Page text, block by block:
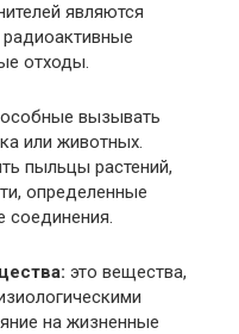
являются
отходы.
вызывать
или животных.
пыльцы растений,
определенные
соединения.
это вещества,
на жизненные